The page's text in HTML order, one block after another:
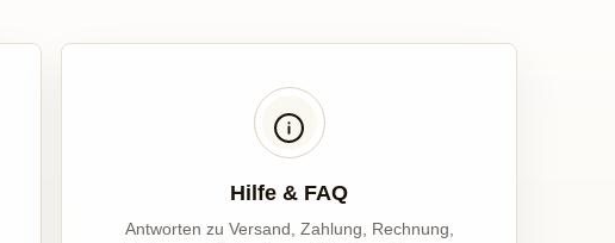
Hilfe & FAQ
Antworten zu Versand, Zahlung, Rechnung,